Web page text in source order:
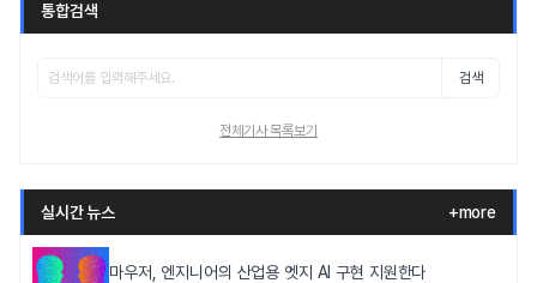
통합검색
검색
전체기사 목록보기
실시간 뉴스 +more
마우저, 엔지니어의 산업용 엣지 AI 구현 지원한다